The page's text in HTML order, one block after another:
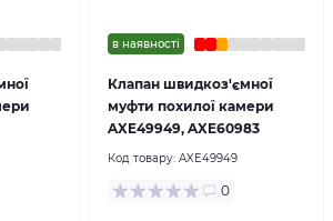
в наявності
Клапан швидкоз'ємної
муфти похилої камери
AXE49949, AXE60983
Код товару: AXE49949
0